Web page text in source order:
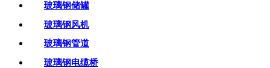
玻璃钢储罐
玻璃钢风机
玻璃钢管道
玻璃钢电缆桥